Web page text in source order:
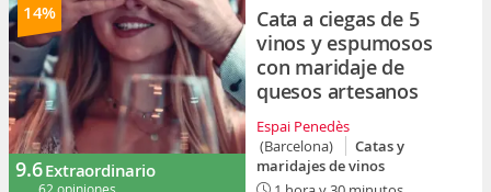
14%
9.6Extraordinario
Cata a ciegas de 5
vinos y espumosos
con maridaje de
quesos artesanos
Espai Penedès
(Barcelona)
Catas y
maridajes de vinos